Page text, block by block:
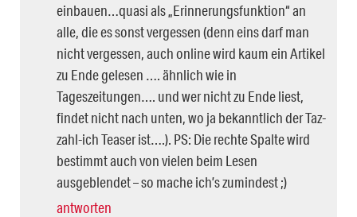
einbauen…quasi als „Erinnerungsfunktion“ an
alle, die es sonst vergessen (denn eins darf man
nicht vergessen, auch online wird kaum ein Artikel
zu Ende gelesen …. ähnlich wie in
Tageszeitungen…. und wer nicht zu Ende liest,
findet nicht nach unten, wo ja bekanntlich der Taz-
zahl-ich Teaser ist….). PS: Die rechte Spalte wird
bestimmt auch von vielen beim Lesen
ausgeblendet – so mache ich’s zumindest ;)
antworten